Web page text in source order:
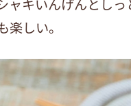
ャキいんげんとし
楽しい。